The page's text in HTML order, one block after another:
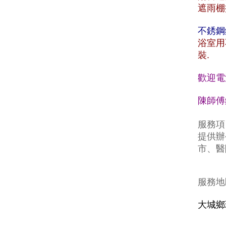
遮雨
不銹
浴室
裝.
歡迎
陳師
服務
提供
市、
服務
大城